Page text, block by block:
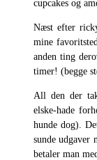
cupcakes og
Næst efter
mine
anden ting
timer! (begge
All den der
elske-hade
hunde dog).
sunde udgaver
betaler man